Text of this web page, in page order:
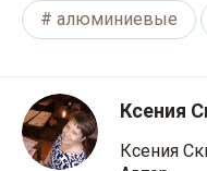
алюминиевые
Ксения
Ксения